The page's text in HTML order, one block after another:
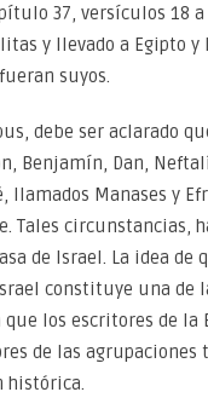
37, versículos 18
y llevado a Egipto y
suyos.
debe ser aclarado
Benjamín, Dan,
llamados Manases y
Tales circunstancias,
de Israel. La idea de
constituye una de
que los escritores de
de las
histórica.